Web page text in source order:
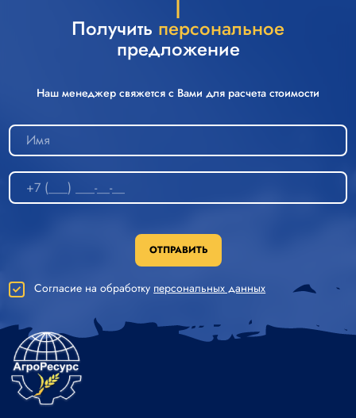
Получить персональное
предложение
Наш менеджер свяжется с Вами для расчета стоимости
ОТПРАВИТЬ
Согласие на обработку персональных данных